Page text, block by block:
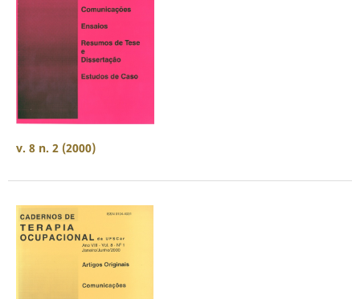
v. 8 n. 2 (2000)